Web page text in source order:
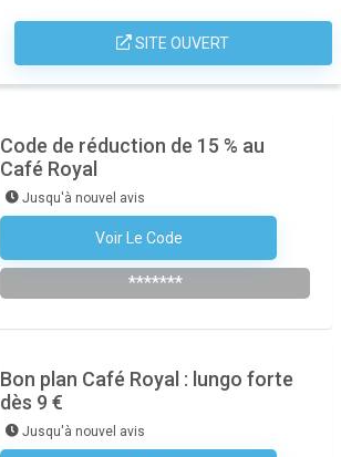
SITE OUVERT
Code de réduction de 15 % au
Café Royal
Jusqu'à nouvel avis
Voir Le Code
Abonnez-Vous À La Newsletter
*******
Bon plan Café Royal : lungo forte
dès 9 €
Jusqu'à nouvel avis